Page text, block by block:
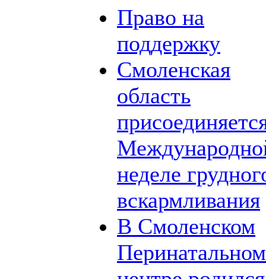
Право на
поддержку
Смоленская
область
неделе
вскармливания
В Смоленском
Перинатальном